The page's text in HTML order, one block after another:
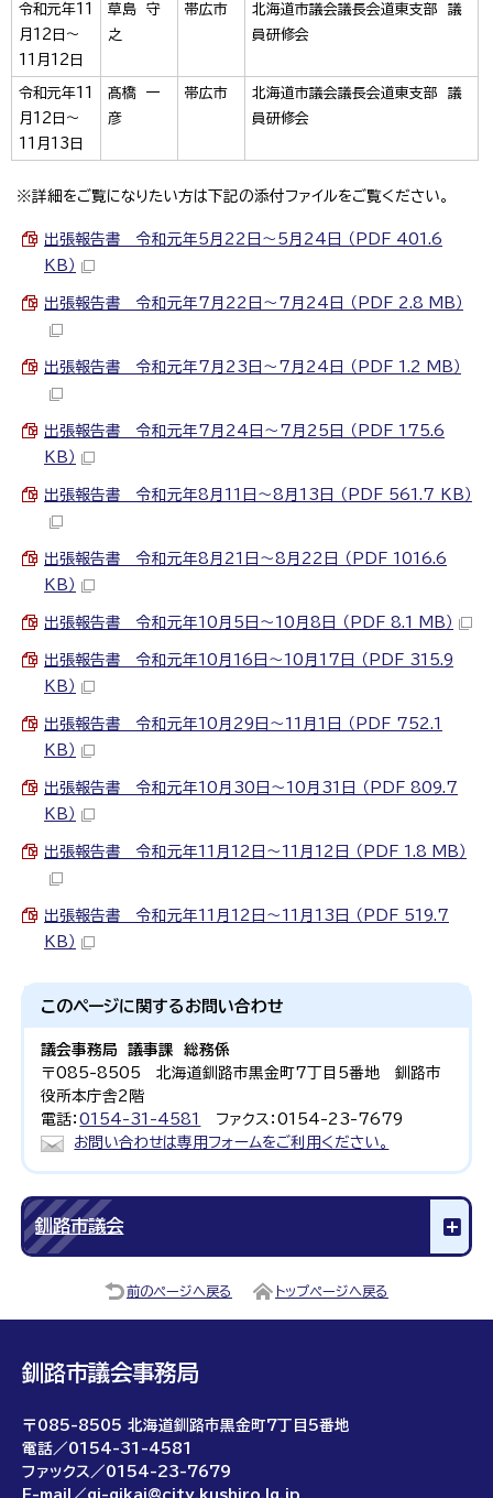
令和元年11
月12日～
11月12日
草島 守
之
帯広市
北海道市議会議長会道東支部 議
員研修会
令和元年11
月12日～
11月13日
髙橋 一
彦
帯広市
北海道市議会議長会道東支部 議
員研修会
※詳細をご覧になりたい方は下記の添付ファイルをご覧ください。
出張報告書 令和元年5月22日～5月24日 （PDF 401.6
KB）
出張報告書 令和元年7月22日～7月24日 （PDF 2.8 MB）
出張報告書 令和元年7月23日～7月24日 （PDF 1.2 MB）
出張報告書 令和元年7月24日～7月25日 （PDF 175.6
KB）
出張報告書 令和元年8月11日～8月13日 （PDF 561.7 KB）
出張報告書 令和元年8月21日～8月22日 （PDF 1016.6
KB）
出張報告書 令和元年10月5日～10月8日 （PDF 8.1 MB）
出張報告書 令和元年10月16日～10月17日 （PDF 315.9
KB）
出張報告書 令和元年10月29日～11月1日 （PDF 752.1
KB）
出張報告書 令和元年10月30日～10月31日 （PDF 809.7
KB）
出張報告書 令和元年11月12日～11月12日 （PDF 1.8 MB）
出張報告書 令和元年11月12日～11月13日 （PDF 519.7
KB）
このページに関する お問い合わせ
議会事務局 議事課 総務係
〒085-8505 北海道釧路市黒金町7丁目5番地 釧路市
役所本庁舎2階
電話：0154-31-4581
ファクス：0154-23-7679
お問い合わせは専用フォームをご利用ください。
釧路市議会
前のページへ戻る トップページへ戻る
釧路市議会事務局
〒085-8505 北海道釧路市黒金町7丁目5番地
電話／0154-31-4581
ファックス／0154-23-7679
E-mail／gi-gikai@city.kushiro.lg.jp